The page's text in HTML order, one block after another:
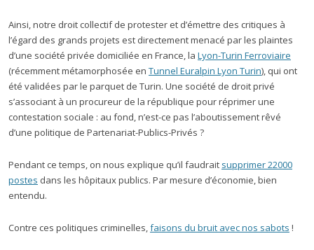
Ainsi, notre droit collectif de protester et d’émettre des critiques à
l’égard des grands projets est directement menacé par les plaintes
d’une société privée domiciliée en France, la Lyon-Turin Ferroviaire
(récemment métamorphosée en Tunnel Euralpin Lyon Turin), qui ont
été validées par le parquet de Turin. Une société de droit privé
s’associant à un procureur de la république pour réprimer une
contestation sociale : au fond, n’est-ce pas l’aboutissement rêvé
d’une politique de Partenariat-Publics-Privés ?
Pendant ce temps, on nous explique qu’il faudrait supprimer 22000
postes dans les hôpitaux publics. Par mesure d’économie, bien
entendu.
Contre ces politiques criminelles,faisons du bruit avec nos sabots !